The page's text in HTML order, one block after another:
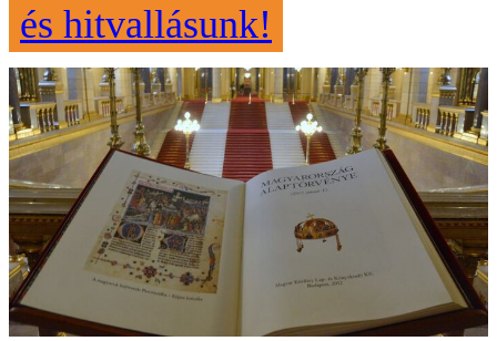
és hitvallásunk!